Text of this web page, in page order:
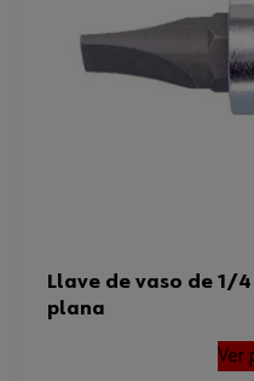
Llave de vaso de 1/
plana
Ver